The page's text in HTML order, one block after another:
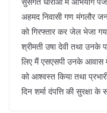
अहमद निवासी गण मंगलौर
को गिरफ्तार कर जेल भेजा
श्रीमती उषा देवी तथा उनके
लिए मैं एसएसपी उनके आवास
को आश्वस्त किया तथा
दिन शर्मा दंपत्ति की सुरक्षा के